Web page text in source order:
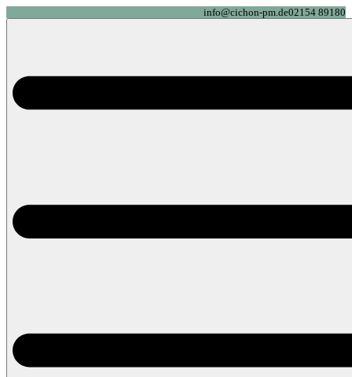
info@cichon-pm.de02154 89180